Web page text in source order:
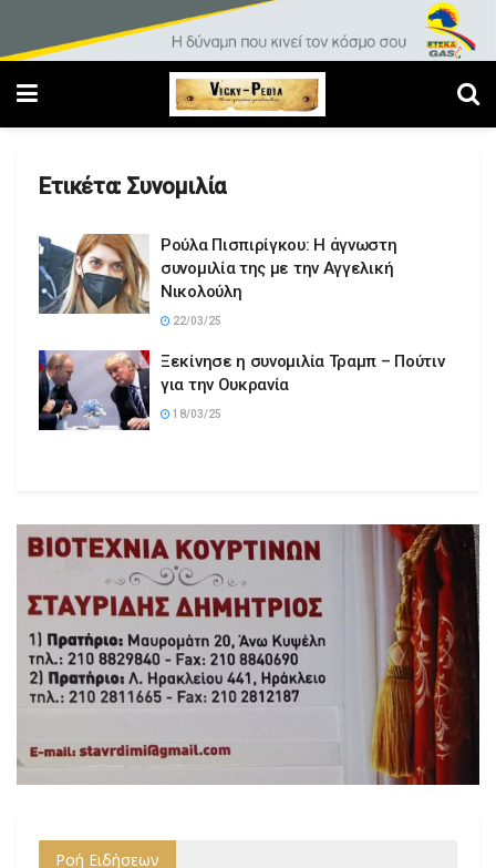
Ετικέτα: Συνομιλία
Ρούλα Πισπιρίγκου: Η άγνωστη
συνομιλία της με την Αγγελική
Νικολούλη
22/03/25
Ξεκίνησε η συνομιλία Τραμπ – Πούτιν
για την Ουκρανία
18/03/25
Ροή Ειδήσεων